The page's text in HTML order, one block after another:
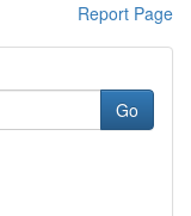
Report Page
Go